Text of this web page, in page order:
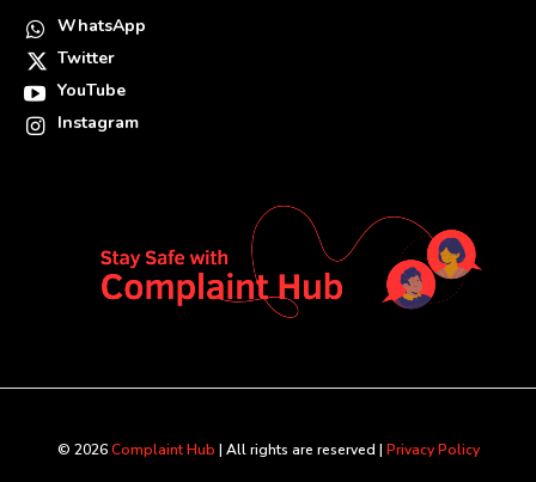
WhatsApp
Twitter
YouTube
Instagram
© 2026Complaint Hub | All rights are reserved | Privacy Policy